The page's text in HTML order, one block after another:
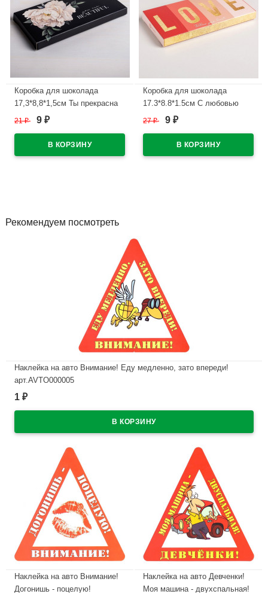
Коробка для шоколада
17,3*8,8*1,5см Ты прекрасна
арт.4850553
21₽ 9 ₽
Коробка для шоколада
17.3*8.8*1.5см С любовью
арт.5489665
27₽ 9 ₽
Рекомендуем посмотреть
Наклейка на авто Внимание! Еду медленно, зато впереди!
арт.AVTO000005
1 ₽
Наклейка на авто Внимание!
Догонишь - поцелую!
Наклейка на авто Девченки!
Моя машина - двухспальная!